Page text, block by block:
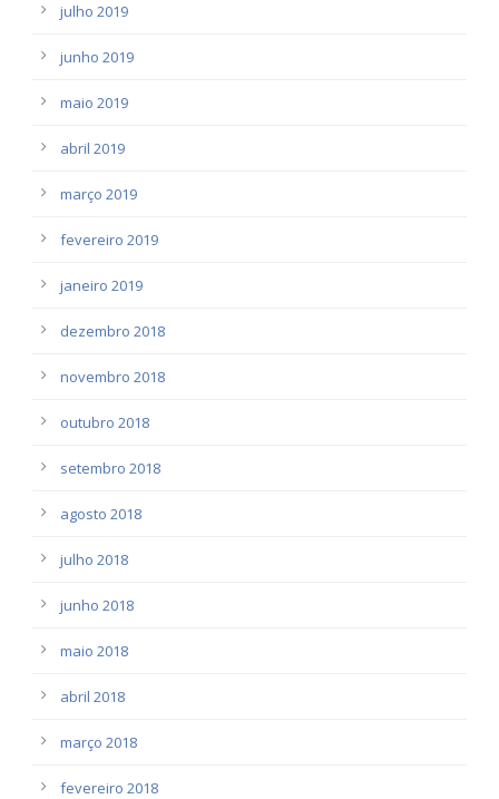
julho 2019
junho 2019
maio 2019
abril 2019
março 2019
fevereiro 2019
janeiro 2019
dezembro 2018
novembro 2018
outubro 2018
setembro 2018
agosto 2018
julho 2018
junho 2018
maio 2018
abril 2018
março 2018
fevereiro 2018